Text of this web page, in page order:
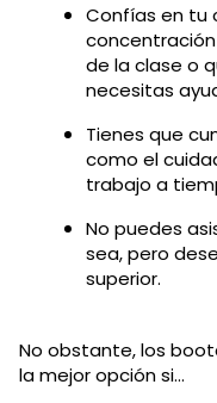
Confías en tu
de la clase o
necesitas
Tienes que
como el
trabajo a
No puedes
sea, pero
superior.
No obstante, los
la mejor opción si…